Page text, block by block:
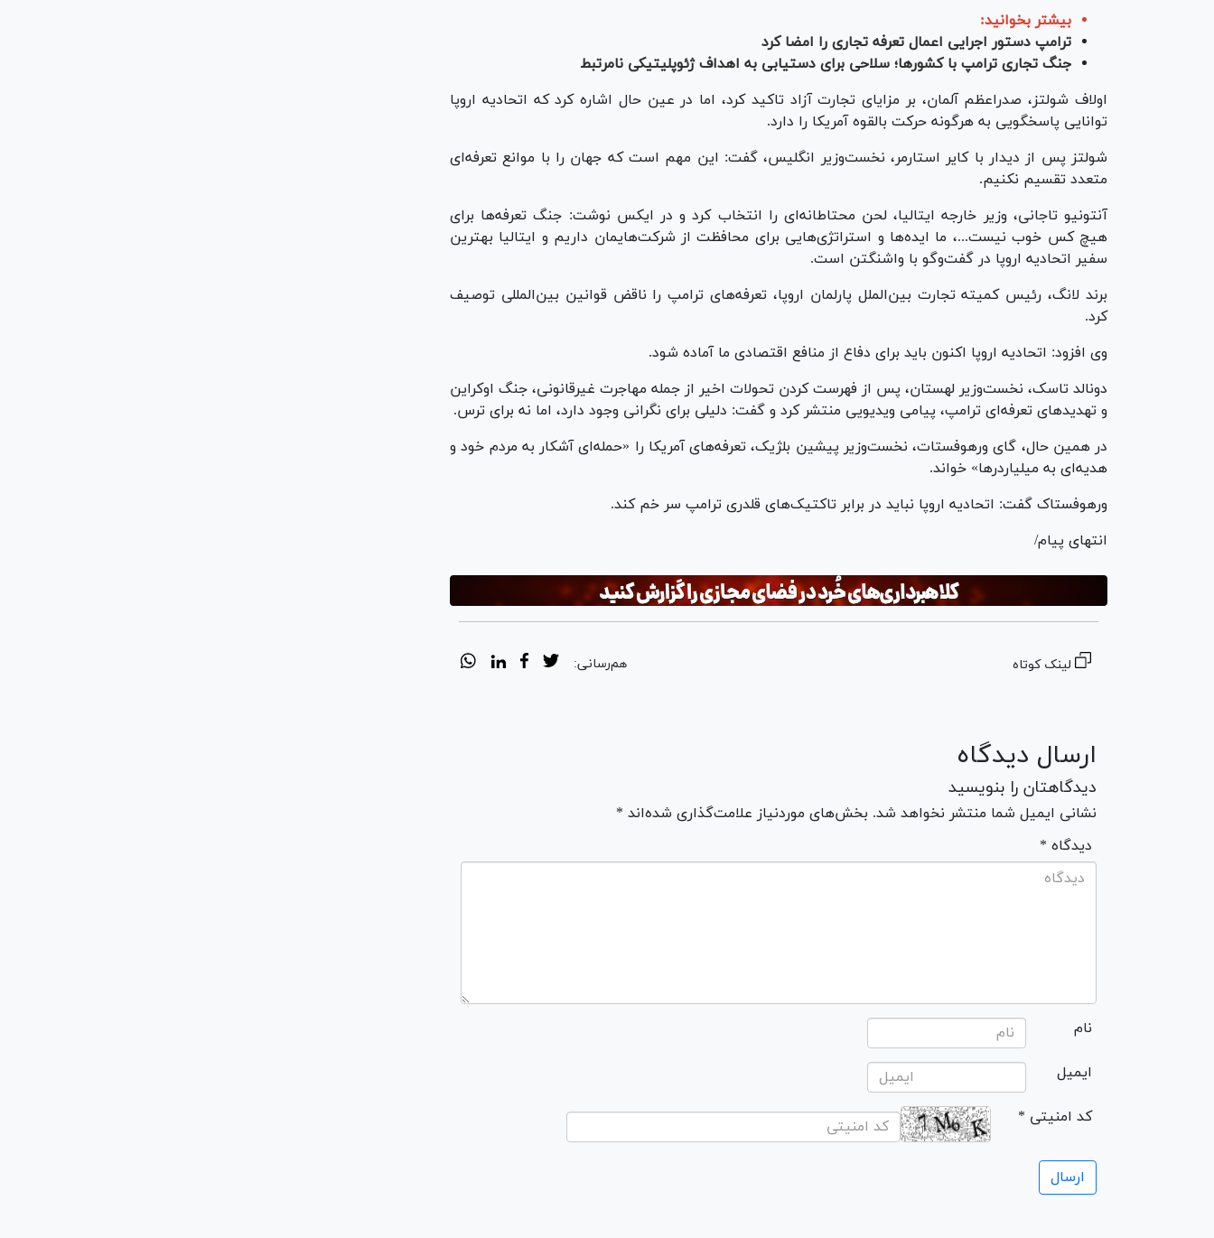
بیشتر بخوانید:
ترامپ دستور اجرایی اعمال تعرفه تجاری را امضا کرد
جنگ تجاری ترامپ با کشورها؛ سلاحی برای دستیابی به اهداف ژئوپلیتیکی نامرتبط
اولاف شولتز، صدراعظم آلمان، بر مزایای تجارت آزاد تاکید کرد، اما در عین حال اشاره کرد که اتحادیه اروپا
توانایی پاسخگویی به هرگونه حرکت بالقوه آمریکا را دارد.
شولتز پس از دیدار با کا‌یر استارمر، نخست‌وزیر انگلیس، گفت: این مهم است که جهان را با موانع تعرفه‌ای
متعدد تقسیم نکنیم.
آنتونیو تاجانی، وزیر خارجه ایتالیا، لحن محتاطانه‌ای را انتخاب کرد و در ایکس نوشت: جنگ تعرفه‌ها برای
هیچ کس خوب نیست...، ما ایده‌ها و استراتژی‌هایی برای محافظت از شرکت‌هایمان داریم و ایتالیا بهترین
سفیر اتحادیه اروپا در گفت‌و‌گو با واشنگتن است.
برند لانگ، رئیس کمیته تجارت بین‌الملل پارلمان اروپا، تعرفه‌های ترامپ را ناقض قوانین بین‌المللی توصیف
کرد.
وی افزود: اتحادیه اروپا اکنون باید برای دفاع از منافع اقتصادی ما آماده شود.
دونالد تاسک، نخست‌وزیر لهستان، پس از فهرست کردن تحولات اخیر از جمله مهاجرت غیرقانونی، جنگ اوکراین
و تهدید‌های تعرفه‌ای ترامپ، پیامی ویدیویی منتشر کرد و گفت: دلیلی برای نگرانی وجود دارد، اما نه برای ترس.
در همین حال، گای ورهوفستات، نخست‌وزیر پیشین بلژیک، تعرفه‌های آمریکا را «حمله‌ای آشکار به مردم خود و
هدیه‌ای به میلیاردرها» خواند.
ورهوفستاک گفت: اتحادیه اروپا نباید در برابر تاکتیک‌های قلدری ترامپ سر خم کند.
انتهای پیام/
لینک کوتاه هم‌رسانی:
ارسال دیدگاه
دیدگاهتان را بنویسید
نشانی ایمیل شما منتشر نخواهد شد. بخش‌های موردنیاز علامت‌گذاری شده‌اند *
* دیدگاه
نام
ایمیل
* کد امنیتی